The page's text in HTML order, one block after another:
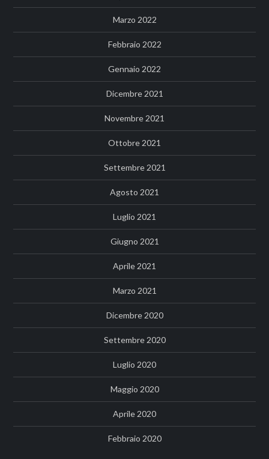
Marzo 2022
Febbraio 2022
Gennaio 2022
Dicembre 2021
Novembre 2021
Ottobre 2021
Settembre 2021
Agosto 2021
Luglio 2021
Giugno 2021
Aprile 2021
Marzo 2021
Dicembre 2020
Settembre 2020
Luglio 2020
Maggio 2020
Aprile 2020
Febbraio 2020